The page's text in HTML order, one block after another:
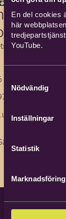
En del cookies
här
YouTube.
Nödvändig
Inställningar
Statistik
Marknadsföring
41
19 09